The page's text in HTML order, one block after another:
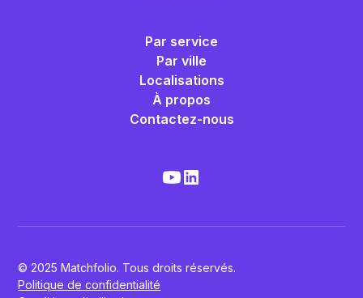
Par service
Par ville
Localisations
À propos
Contactez-nous
© 2025 Matchfolio. Tous droits réservés.
Politique de confidentialité